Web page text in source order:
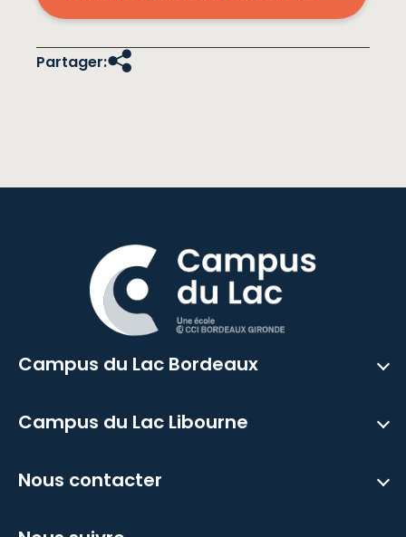
Partager:
Campus du Lac Bordeaux
Campus du Lac Libourne
Nous contacter